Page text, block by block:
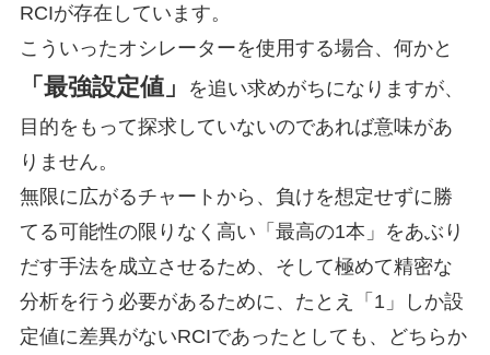
RCIが存在しています。
こういったオシレーターを使用する場合、何かと
「最強設定値」
を追い求めがちになりますが、
目的をもって探求していないのであれば意味があ
りません。
無限に広がるチャートから、負けを想定せずに勝
てる可能性の限りなく高い「最高の1本」をあぶり
だす手法を成立させるため、そして極めて精密な
分析を行う必要があるために、たとえ「1」しか設
定値に差異がないRCIであったとしても、どちらか